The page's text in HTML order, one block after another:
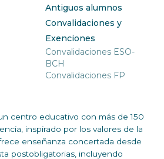
Antiguos alumnos
Convalidaciones y
Exenciones
Convalidaciones ESO-
BCH
Convalidaciones FP
centro educativo con más de 150
inspirado por los valores de la
enseñanza concertada desde
postobligatorias, incluyendo